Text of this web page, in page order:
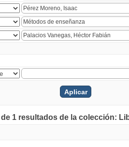
1 resultados de la colección: